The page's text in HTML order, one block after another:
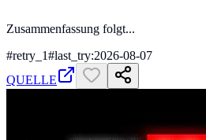
Zusammenfassung folgt...
#retry_1#last_try:2026-08-07
QUELLE